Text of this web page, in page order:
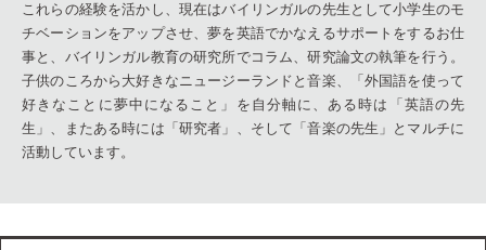
これらの経験を活かし、現在はバイリンガルの先生として小学生のモ
チベーションをアップさせ、夢を英語でかなえるサポートをするお仕
事と、バイリンガル教育の研究所でコラム、研究論文の執筆を行う。
子供のころから大好きなニュージーランドと音楽、「外国語を使って
好きなことに夢中になること」を自分軸に、ある時は「英語の先
生」、またある時には「研究者」、そして「音楽の先生」とマルチに
活動しています。